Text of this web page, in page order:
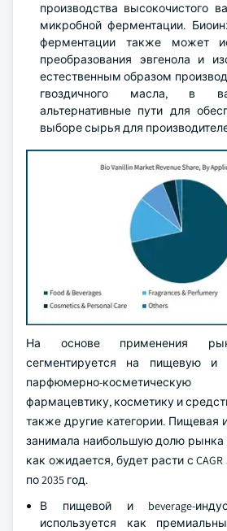
производства высокочистого
микробной ферментации.
ферментации также может
преобразования эвгенола и
естественным образом
гвоздичного масла, в
альтернативные пути для
выборе сырья для
На основе применения
сегментируется на пищевую и
парфюмерно-
фармацевтику, косметику и
также другие категории. Пищевая
занимала наибольшую долю рынка в
как ожидается, будет расти с
по 2035 год.
В пищевой и beverage-
используется как